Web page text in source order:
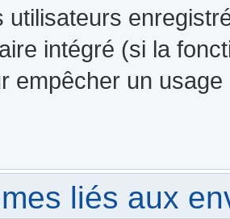
utilisateurs
intégré (si la
empêcher un
liés aux